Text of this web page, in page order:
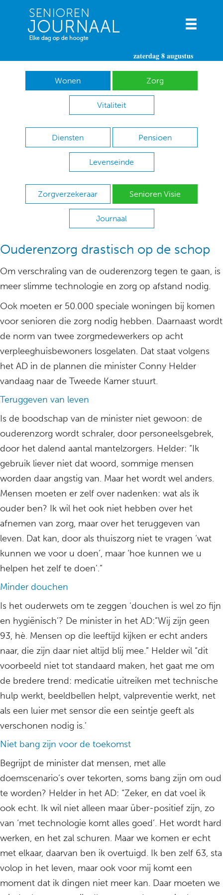
zaterdag 8 augustus
Wonen Zorg
Vitaliteit
Diensten Pensioen
Levenseinde
Zorgverzekeraar Senioren Visie
Journaal
Ouderenzorg drastisch op de schop
Om verschraling van de ouderenzorg tegen te gaan, is
meer slimme technologie en zorg op afstand nodig.
Ook moeten er 50.000 speciale woningen bij komen
voor senioren die zorg nodig hebben. Daarnaast wordt
de norm van twee zorgmedewerkers op acht
verpleeghuisbewoners losgelaten. Dat staat volgens
het AD in de plannen die minister Conny Helder
vandaag naar de Tweede Kamer stuurt.
Teruggeven van leven
Is de boodschap van de minister niet gewoon: de
ouderenzorg wordt schraler, door personeelsgebrek,
door het dalend aantal mantelzorgers. Helder: “Ik
gebruik liever niet dat woord, sommige mensen
worden daar angstig van. Maar het wordt wel anders.
Mensen moeten er zelf over nadenken: wat als ik
ouder ben? Ik wil het ook niet hebben over het
afnemen van zorg, maar over het teruggeven van
leven. Dat kan, door als thuiszorg niet te vragen ‘wat
kunnen we voor u doen’, maar ‘hoe kunnen we u
helpen het zelf te doen’.”
Minder douchen
Is het ouderwets om te zeggen ‘douchen is wel zo fijn
en hygiënisch’? De minister in het AD:”Wij zijn geen
93, hè. Mensen op die leeftijd kijken er echt anders
naar, die zijn daar niet altijd blij mee.” Helder wil “dit
voorbeeld niet tot standaard maken, het gaat me om
de bredere trend: medicatie uitreiken met technische
hulp werkt, beeldbellen helpt, valpreventie werkt, net
als een luier met sensor die een seintje geeft als
verschonen nodig is.’
Niet bang zijn voor de toekomst
Begrijpt de minister dat mensen, met alle
doemscenario’s over tekorten, soms bang zijn om oud
te worden? Helder in het AD: “Zeker, en dat voel ik
ook echt. Ik wil niet alleen maar über-positief zijn, zo
van ‘met technologie komt alles goed’. Het wordt hard
werken, en het zal schuren. Maar we komen er echt
met elkaar, daarvan ben ik overtuigd. Ik ben zelf 63, sta
volop in het leven, maar ook voor mij komt een
moment dat ik dingen niet meer kan. Daar moeten we